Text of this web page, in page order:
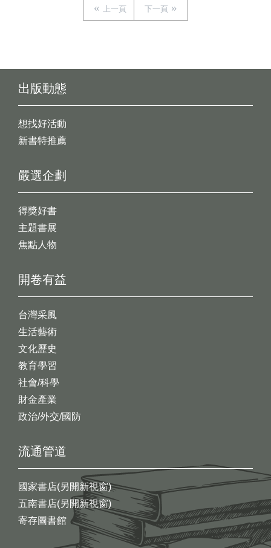
上一頁 下一頁
出版動態
想找好活動
新書特推薦
開卷有益
台灣采風
生活藝術
文化歷史
教育學習
社會/科學
財金產業
政治/外交/國防
嚴選企劃
得獎好書
主題書展
焦點人物
流通管道
國家書店(另開新視窗)
五南書店(另開新視窗)
寄存圖書館